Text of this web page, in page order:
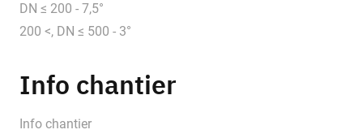
DN ≤ 200 - 7,5°
200 <, DN ≤ 500 - 3°
Info chantier
Info chantier